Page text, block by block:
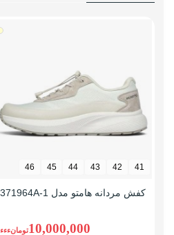
41
42
43
44
45
46
کفش مردانه هامتو مدل 371964A-1
10,000,000تومانءءء